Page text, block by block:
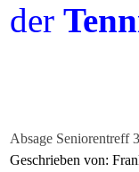
der
Absage Seniorentreff
Geschrieben von: